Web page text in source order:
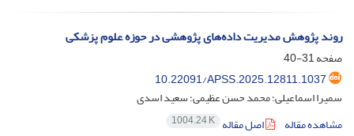
روند پژوهش مدیریت داده‌های پژوهشی در حوزه علوم پزشکی
صفحه31-40
10.22091/APSS.2025.12811.1037
سمیرا اسماعیلی؛ محمد حسن عظیمی؛ سعید اسدی
مشاهده مقاله
اصل مقاله 1004.24 K